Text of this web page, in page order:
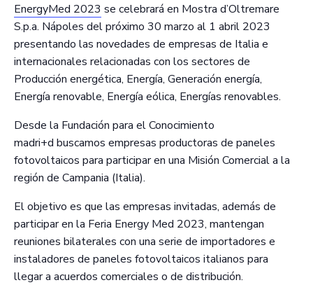
EnergyMed 2023 se celebrará en Mostra d’Oltremare
S.p.a. Nápoles del próximo 30 marzo al 1 abril 2023
presentando las novedades de empresas de Italia e
internacionales relacionadas con los sectores de
Producción energética, Energía, Generación energía,
Energía renovable, Energía eólica, Energías renovables.
Desde la Fundación para el Conocimiento
madri+d buscamos empresas productoras de paneles
fotovoltaicos para participar en una Misión Comercial a la
región de Campania (Italia).
El objetivo es que las empresas invitadas, además de
participar en la Feria Energy Med 2023, mantengan
reuniones bilaterales con una serie de importadores e
instaladores de paneles fotovoltaicos italianos para
llegar a acuerdos comerciales o de distribución.